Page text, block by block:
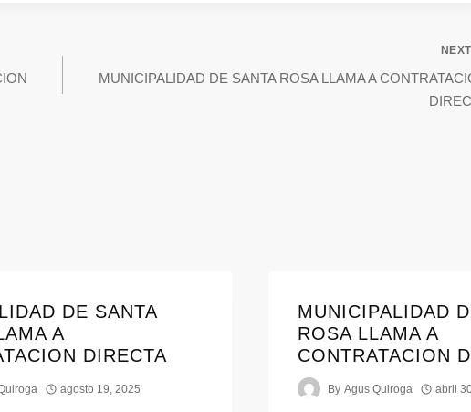
NEXT
MUNICIPALIDAD DE SANTA ROSA LLAMA A
DE SANTA
A
DIRECTA
agosto 19, 2025
MUNICIPALIDAD
ROSA LLAMA A
CONTRATACION
By Agus Quiroga abril